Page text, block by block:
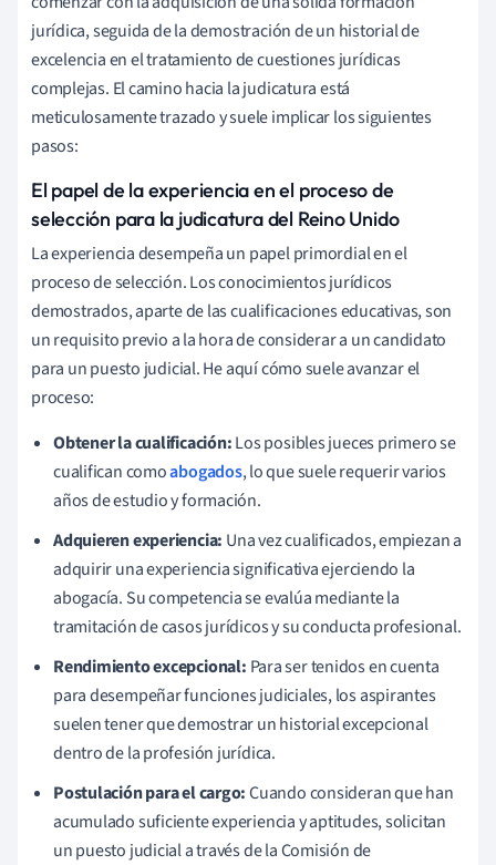
jurídica, seguida de la demostración de un historial de
excelencia en el tratamiento de cuestiones jurídicas
complejas. El camino hacia la judicatura está
meticulosamente trazado y suele implicar los siguientes
pasos:
El papel de la experiencia en el proceso de
selección para la judicatura del Reino Unido
La experiencia desempeña un papel primordial en el
proceso de selección. Los conocimientos jurídicos
demostrados, aparte de las cualificaciones educativas, son
un requisito previo a la hora de considerar a un candidato
para un puesto judicial. He aquí cómo suele avanzar el
proceso:
Obtener la cualificación:Los posibles jueces primero se
cualifican comoabogados, lo que suele requerir varios
años de estudio y formación.
Adquieren experiencia: Una vez cualificados, empiezan a
adquirir una experiencia significativa ejerciendo la
abogacía. Su competencia se evalúa mediante la
tramitación de casos jurídicos y su conducta profesional.
Rendimiento excepcional: Para ser tenidos en cuenta
para desempeñar funciones judiciales, los aspirantes
suelen tener que demostrar un historial excepcional
dentro de la profesión jurídica.
Postulación para el cargo:Cuando consideran que han
acumulado suficiente experiencia y aptitudes, solicitan
un puesto judicial a través de la Comisión de